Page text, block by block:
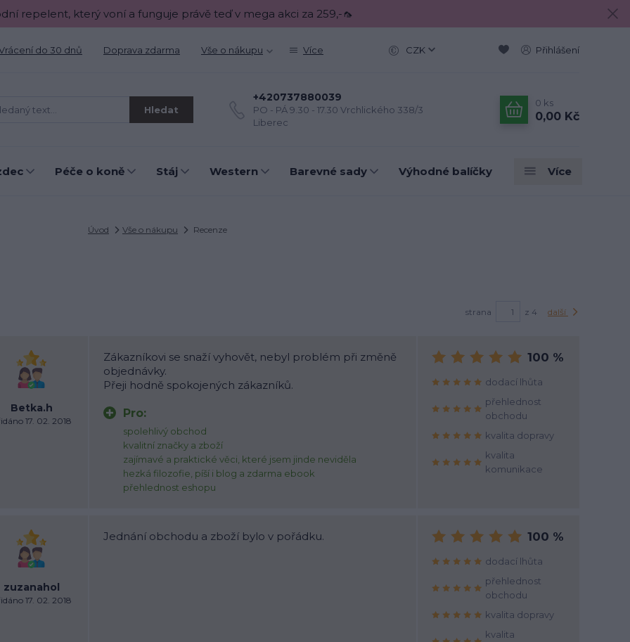
repelent, který voní a funguje právě teď v mega akci za 259,-🦟
do 30 dnů Doprava zdarma Vše o nákupu Více CZK Přihlášení
Hledat
+420737880039
PO - PÁ 9.30 - 17.30 Vrchlického 338/3
Liberec
0 ks
0,00 Kč
Péče o koně Stáj Western Barevné sady Výhodné balíčky Více
Úvod Vše o nákupu Recenze
strana z 4 další
Betka.h
17. 02. 2018
Zákazníkovi se snaží vyhovět, nebyl problém při změně
objednávky.
Přeji hodně spokojených zákazníků.
Pro:
spolehlivý obchod
kvalitní značky a zboží
zajímavé a praktické věci, které jsem jinde neviděla
hezká filozofie, píší i blog a zdarma ebook
přehlednost eshopu
100 %
dodací lhůta
přehlednost
obchodu
kvalita dopravy
kvalita
komunikace
zuzanahol
17. 02. 2018
Jednání obchodu a zboží bylo v pořádku. 100 %
dodací lhůta
přehlednost
obchodu
kvalita dopravy
kvalita